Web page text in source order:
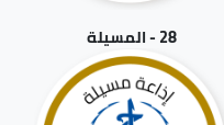
28 - المسيلة